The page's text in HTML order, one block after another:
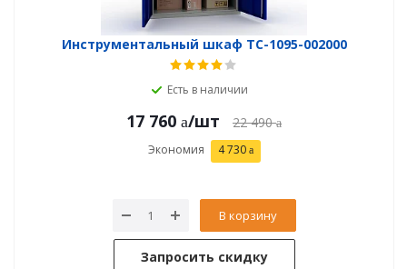
Инструментальный шкаф TC-1095-002000
Есть в наличии
17 760 /шт 22 490
Экономия 4 730
В корзину
Запросить скидку